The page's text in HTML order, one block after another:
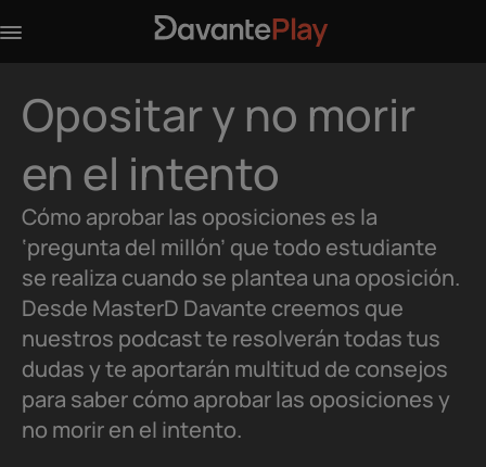
Opositar y no morir
en el intento
Cómo aprobar las oposiciones es la
‘pregunta del millón’ que todo estudiante
se realiza cuando se plantea una oposición.
Desde MasterD Davante creemos que
nuestros podcast te resolverán todas tus
dudas y te aportarán multitud de consejos
para saber cómo aprobar las oposiciones y
no morir en el intento.